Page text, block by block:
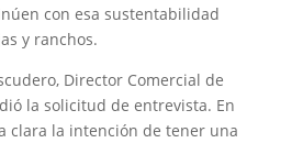
con esa sustentabilidad
y ranchos.
Director Comercial de
la solicitud de entrevista. En
clara la intención de tener una